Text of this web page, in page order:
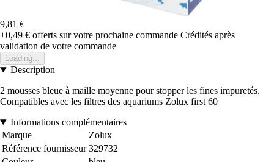
9,81 €
+0,49 € offerts sur votre prochaine commande Crédités après
validation de votre commande
Loading...
Description
2 mousses bleue à maille moyenne pour stopper les fines impuretés.
Compatibles avec les filtres des aquariums Zolux first 60
Informations complémentaires
Marque
Zolux
Référence fournisseur 329732